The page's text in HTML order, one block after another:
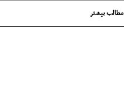
مطالب بیشتر